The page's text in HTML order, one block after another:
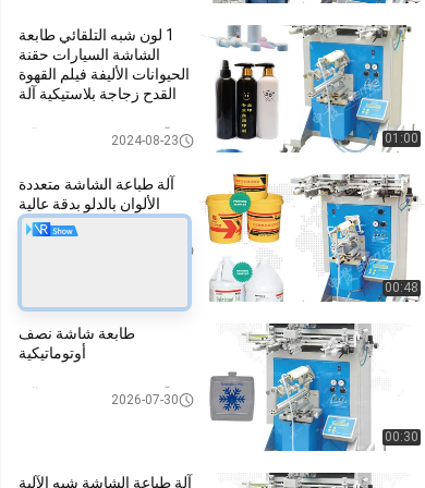
01:00
1 لون شبه التلقائي طابعة
الشاشة السيارات حقنة
الحيوانات الأليفة فيلم القهوة
القدح زجاجة بلاستيكية آلة
آلة طباعة الشاشة شبه الآلية
2024-08-23
00:48
آلة طباعة الشاشة متعددة
الألوان بالدلو بدقة عالية
00:30
طابعة شاشة نصف
أوتوماتيكية
آلة طباعة الشاشة شبه الآلية
2026-07-30
آلة طباعة الشاشة شبه الآلية